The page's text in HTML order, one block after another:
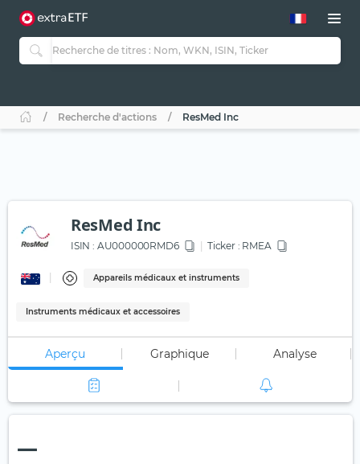
Recherche d'actions ResMed Inc
ResMed Inc
ISIN : AU000000RMD6 Ticker : RMEA
Appareils médicaux et instruments
Instruments médicaux et accessoires
Aperçu Graphique Analyse
—